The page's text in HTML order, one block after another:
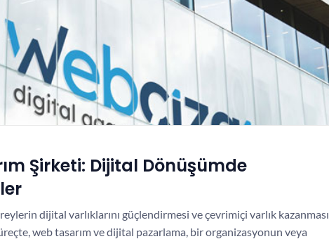
Şirketi: Dijital Dönüşümde
dijital varlıklarını güçlendirmesi ve çevrimiçi varlık kazanması
web tasarım ve dijital pazarlama, bir organizasyonun veya